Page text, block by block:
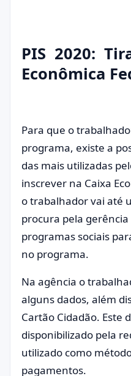
PIS 2020:
Econômica
Para que o
programa, existe a
das mais utilizadas
inscrever na Caixa
o trabalhador vai até
procura pela
programas sociais
no programa.
Na agência o
alguns dados, além
Cartão Cidadão. Este
disponibilizado pela
utilizado como
pagamentos.